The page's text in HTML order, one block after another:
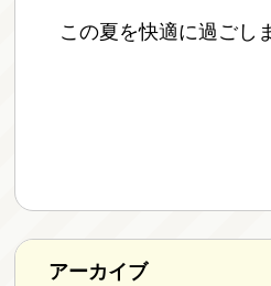
この夏を快適に過ごし
アーカイブ